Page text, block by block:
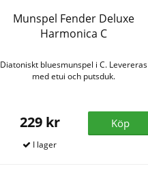
Munspel Fender Deluxe
Harmonica C
Diatoniskt bluesmunspel i C. Levereras
med etui och putsduk.
229 kr Köp